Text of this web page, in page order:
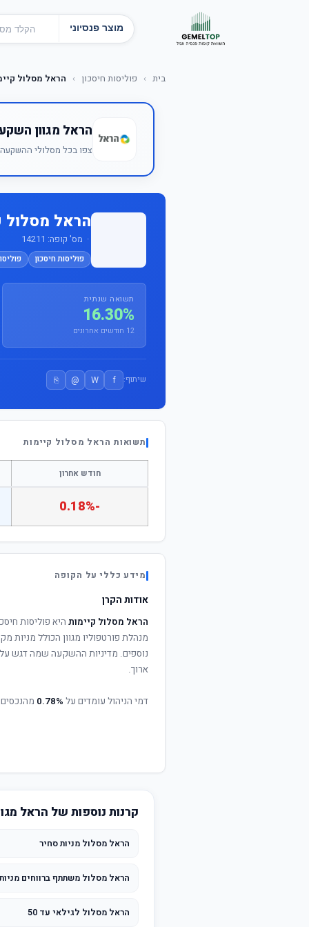
מוצר פנסיוני
בית › פוליסות חיסכון › הראל מסלול
הראל מגוון
צפו בכל מסלולי
הראל מסלול
· מס' קופה: 14211
פוליסות חיסכון
תשואה שנתית
16.30%
12 חודשים אחרונים
שיתוף: f
W
@
⎘
תשואות הראל מסלול קיימות
חודש אחרון
-0.18%
מידע כללי על הקופה
אודות הקרן
הראל מסלול קיימות היא פוליסות
מנהלת פורטפוליו מגוון הכולל מניות
נוספים. מדיניות ההשקעה שמה דגש על
ארוך.
דמי הניהול עומדים על 0.78%
קרנות נוספות של הראל
הראל מסלול מניות סחיר
הראל מסלול משתתף ברווחים מניות
הראל מסלול לגילאי עד 50